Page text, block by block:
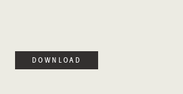
DOWNLOAD